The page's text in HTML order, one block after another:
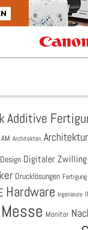
Additive
AM Architekten Architektur
Design Digitaler Zwilling
Drucklösungen Fertigung
Hardware Ingenieure
Messe Monitor